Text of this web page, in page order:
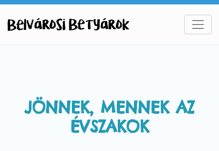
JÖNNEK, MENNEK AZ
ÉVSZAKOK